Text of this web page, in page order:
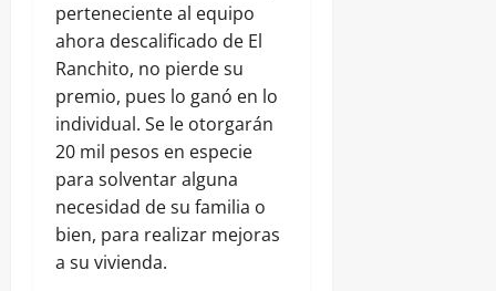
perteneciente al equipo
ahora descalificado de El
Ranchito, no pierde su
premio, pues lo ganó en lo
individual. Se le otorgarán
20 mil pesos en especie
para solventar alguna
necesidad de su familia o
bien, para realizar mejoras
a su vivienda.